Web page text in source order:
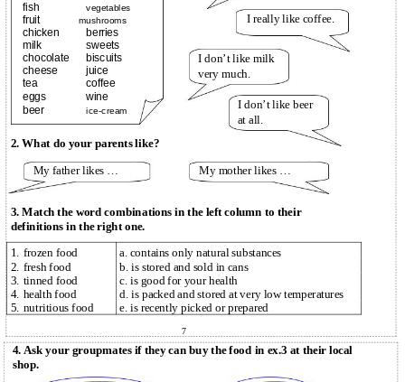
fish vegetables
fruit mushrooms
chicken
berries
milk
sweets
chocolate
biscuits
cheese
juice
tea
coffee
eggs
wine
beer
ice-cream
2. What do your parents like?
My father likes …
I really like coffee.
I don’t like milk
very much.
I don’t like beer
at all.
My mother likes …
3. Match the word combinations in the left column to their
definitions in the right one.
1. frozen food a. contains only natural substances
2. fresh food
b. is stored and sold in cans
3. tinned food c. is good for your health
4. health food
d. is packed and stored at very low temperatures
5. nutritious food e. is recently picked or prepared
7
4. Ask your groupmates if they can buy the food in ex.3 at their local
shop.